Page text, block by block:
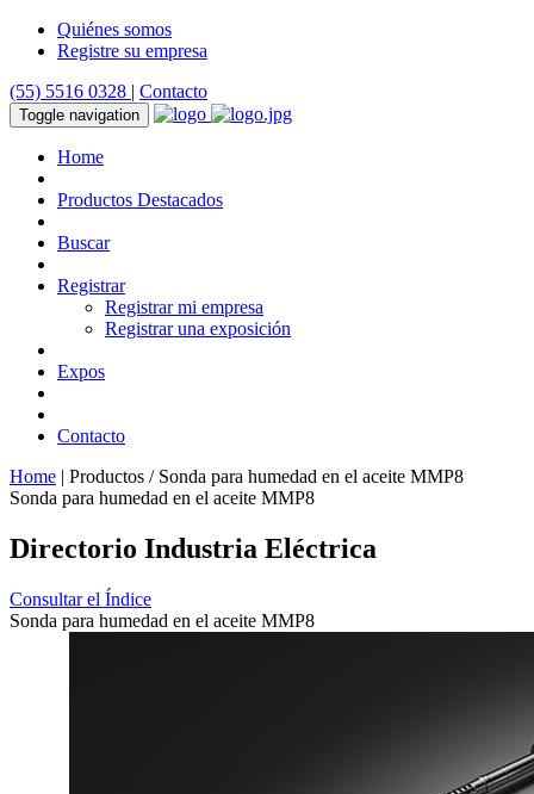
Quiénes somos
Registre su empresa
(55) 5516 0328 | Contacto
Toggle navigation
Home
Productos Destacados
Buscar
Registrar
Registrar mi empresa
Registrar una exposición
Expos
Contacto
Home | Productos / Sonda para humedad en el aceite MMP8
Sonda para humedad en el aceite MMP8
Directorio Industria Eléctrica
Consultar el Índice
Sonda para humedad en el aceite MMP8